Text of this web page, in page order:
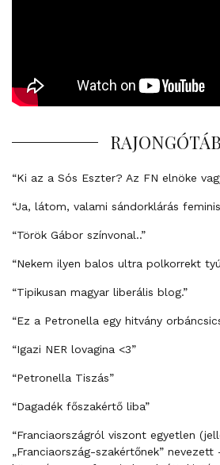
“Ki az a Sós Eszter? Az FN elnöke
“Ja, látom, valami sándorklárás
“Török Gábor színvonal..”
“Nekem ilyen balos ultra polkorrekt
“Tipikusan magyar liberális blog.”
“Ez a Petronella egy hitvány
“Igazi NER lovagina <3”
“Petronella Tiszás”
“Dagadék főszakértő liba”
“Franciaországról viszont egyetlen
„Franciaország-szakértőnek”